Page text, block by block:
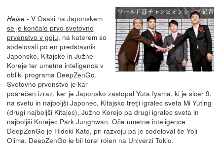
Heise- V Osaki na Japonskem
se je končalo prvo svetovno
prvenstvo v goju, na katerem so
sodelovali po en predstavnik
Japonske, Kitajske in Južne
Koreje ter umetna inteligenca v
obliki programa DeepZenGo.
Svetovno prvenstvo je kar
posrečen izraz, ker je Japonsko zastopal Yuta Iyama, ki je sicer 9.
na svetu in najboljši Japonec, Kitajsko tretji igralec sveta Mi Yuting
(drugi najboljši Kitajec), Južno Korejo pa drugi igralec sveta in
najboljši Korejec Park Junghwan. Oče umetne inteligence
DeepZenGo je Hideki Kato, pri razvoju pa je sodeloval še Yoji
Ojima. DeepZenGo je bil torej rojen na Univerzi Tokio.